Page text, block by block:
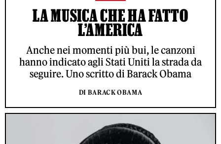
LA MUSICA CHE HA FATTO
L’AMERICA
Anche nei momenti più bui, le canzoni
hanno indicato agli Stati Uniti la strada da
seguire. Uno scritto di Barack Obama
DI BARACK OBAMA